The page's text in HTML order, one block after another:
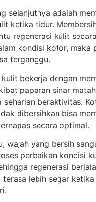
selanjutnya adalah
ketika tidur.
regenerasi kulit
kondisi kotor, maka
terganggu.
kulit bekerja dengan
paparan sinar
seharian beraktivitas.
dibersihkan bisa
secara optimal.
wajah yang bersih
perbaikan kondisi
regenerasi
terasa lebih segar